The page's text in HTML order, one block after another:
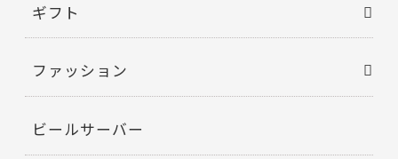
ギフト
ファッション
ビールサーバー